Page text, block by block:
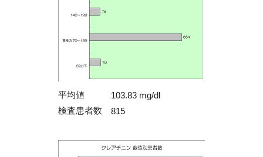
平均値
103.83 mg/dl
検査患者数
815